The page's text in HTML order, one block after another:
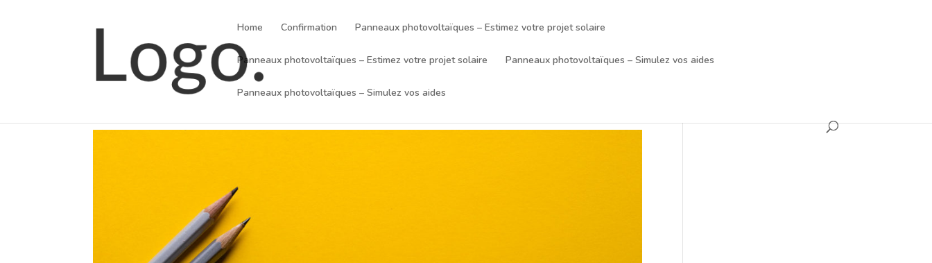
Home Confirmation Panneaux photovoltaïques – Estimez votre projet solaire
Panneaux photovoltaïques – Estimez votre projet solaire Panneaux photovoltaïques – Simulez vos aides
Panneaux photovoltaïques – Simulez vos aides